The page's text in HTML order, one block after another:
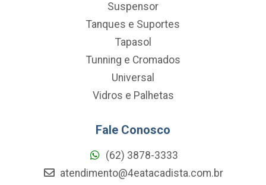
Suspensor
Tanques e Suportes
Tapasol
Tunning e Cromados
Universal
Vidros e Palhetas
Fale Conosco
(62) 3878-3333
atendimento@4eatacadista.com.br